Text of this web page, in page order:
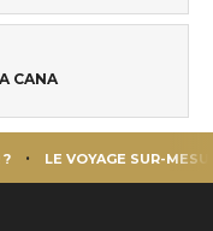
CANA
? LE VOYAGE SUR-